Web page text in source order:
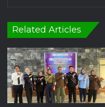
Related Articles